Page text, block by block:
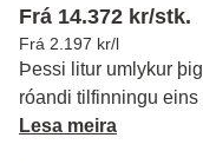
Frá 14.372 kr/stk.
Frá 2.197 kr/l
Þessi litur umlykur
róandi tilfinningu
Lesa meira